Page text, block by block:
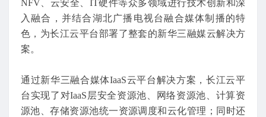
NFV、云安全、IT硬件等众多领域进行技术创新和深
入融合，并结合湖北广播电视台融合媒体制播的特
色，为长江云平台部署了整套的新华三融媒云解决方
案。
通过新华三融合媒体IaaS云平台解决方案，长江云平
台实现了对IaaS层安全资源池、网络资源池、计算资
源池、存储资源池统一资源调度和云化管理；同时还